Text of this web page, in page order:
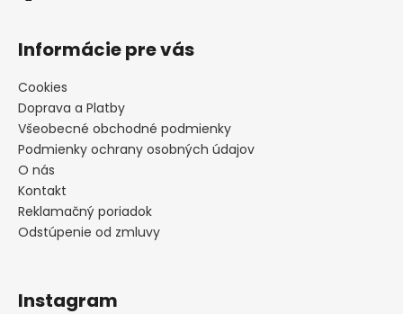
Informácie pre vás
Cookies
Doprava a Platby
Všeobecné obchodné podmienky
Podmienky ochrany osobných údajov
O nás
Kontakt
Reklamačný poriadok
Odstúpenie od zmluvy
Instagram